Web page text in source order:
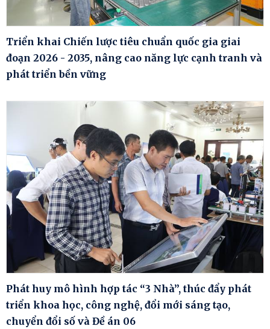
Triển khai Chiến lược tiêu chuẩn quốc gia giai
đoạn 2026 - 2035, nâng cao năng lực cạnh tranh và
phát triển bền vững
Phát huy mô hình hợp tác “3 Nhà”, thúc đẩy phát
triển khoa học, công nghệ, đổi mới sáng tạo,
chuyển đổi số và Đề án 06